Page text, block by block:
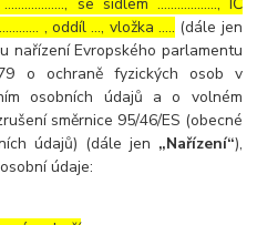
se sídlem ………………, IČ
, oddíl …, vložka ….. (dále jen
nařízení Evropského parlamentu
o ochraně fyzických osob v
osobních údajů a o volném
směrnice 95/46/ES (obecné
údajů) (dále jen „Nařízení“),
údaje: